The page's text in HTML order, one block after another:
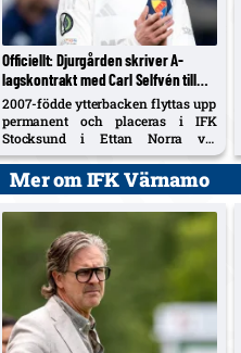
Officiellt: Djurgården skriver A-
lagskontrakt med Carl Selfvén till
2029 – lånas till IFK Stocksund
resten av säsongen
2007-födde ytterbacken flyttas upp
permanent och placeras i IFK
Stocksund i Ettan Norra via
samarbetsavtal med återkallelse.
A-lagsdebut på Stamford Bridge;
allsvensk debut som inhopp
Mer om IFK Värnamo